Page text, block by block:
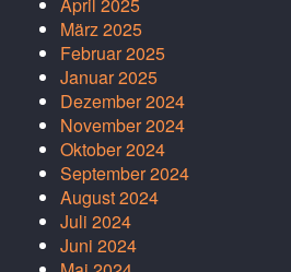
April 2025
März 2025
Februar 2025
Januar 2025
Dezember 2024
November 2024
Oktober 2024
September 2024
August 2024
Juli 2024
Juni 2024